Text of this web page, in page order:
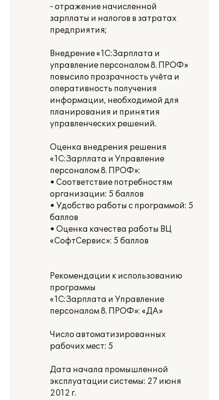
- отражение начисленной
зарплаты и налогов в затратах
предприятия;
Внедрение «1С:Зарплата и
управление персоналом 8. ПРОФ»
повысило прозрачность учёта и
оперативность получения
информации, необходимой для
планирования и принятия
управленческих решений.
Оценка внедрения решения
«1С:Зарплата и Управление
персоналом 8. ПРОФ»:
• Соответствие потребностям
организации: 5 баллов
• Удобство работы с программой: 5
баллов
• Оценка качества работы ВЦ
«СофтСервис»: 5 баллов
Рекомендации к использованию
программы
«1С:Зарплата и Управление
персоналом 8. ПРОФ»: «ДА»
Число автоматизированных
рабочих мест: 5
Дата начала промышленной
эксплуатации системы: 27 июня
2012 г.